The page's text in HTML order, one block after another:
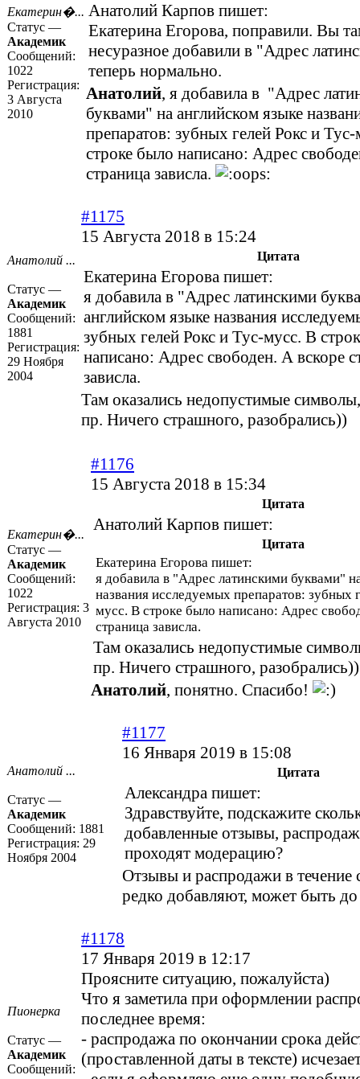
Екатерин�...
Статус —
Академик
Сообщений:
1022
Регистрация:
3 Августа
2010
Анатолий Карпов пишет:
Екатерина Егорова, поправили. Вы
несуразное добавили в "Адрес
теперь нормально.
Анатолий, я добавила в "Адрес
буквами" на английском языке
препаратов: зубных гелей Рокс и
строке было написано: Адрес
страница зависла.
Анатолий ...
Статус —
Академик
Сообщений:
1881
Регистрация:
29 Ноября
2004
#1175
15 Августа 2018 в 15:24
Цитата
Екатерина Егорова пишет:
я добавила в "Адрес латинскими
английском языке названия
зубных гелей Рокс и Тус-мусс. В
написано: Адрес свободен. А вскоре
зависла.
Там оказались недопустимые
пр. Ничего страшного, разобрались))
Екатерин�...
Статус —
Академик
Сообщений:
1022
Регистрация: 3
Августа 2010
#1176
15 Августа 2018 в 15:34
Цитата
Анатолий Карпов пишет:
Цитата
Екатерина Егорова пишет:
я добавила в "Адрес латинскими буквами"
названия исследуемых препаратов: зубных
мусс. В строке было написано: Адрес
страница зависла.
Там оказались недопустимые
пр. Ничего страшного, разобрались))
Анатолий, понятно. Спасибо!
Анатолий ...
Статус —
Академик
Сообщений: 1881
Регистрация: 29
Ноября 2004
#1177
16 Января 2019 в 15:08
Цитата
Александра пишет:
Здравствуйте, подскажите
добавленные отзывы,
проходят модерацию?
Отзывы и распродажи в течение
редко добавляют, может быть до
Пионерка
Статус —
Академик
Сообщений:
#1178
17 Января 2019 в 12:17
Проясните ситуацию, пожалуйста)
Что я заметила при оформлении
последнее время:
- распродажа по окончании срока
(проставленной даты в тексте)